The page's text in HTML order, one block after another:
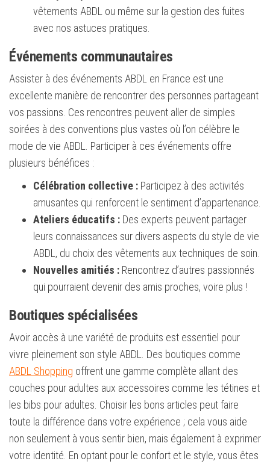
vêtements ABDL ou même sur la gestion des fuites
avec nos astuces pratiques.
Événements communautaires
Assister à des événements ABDL en France est une
excellente manière de rencontrer des personnes partageant
vos passions. Ces rencontres peuvent aller de simples
soirées à des conventions plus vastes où l’on célèbre le
mode de vie ABDL. Participer à ces événements offre
plusieurs bénéfices :
Célébration collective : Participez à des activités
amusantes qui renforcent le sentiment d’appartenance.
Ateliers éducatifs : Des experts peuvent partager
leurs connaissances sur divers aspects du style de vie
ABDL, du choix des vêtements aux techniques de soin.
Nouvelles amitiés : Rencontrez d’autres passionnés
qui pourraient devenir des amis proches, voire plus !
Boutiques spécialisées
Avoir accès à une variété de produits est essentiel pour
vivre pleinement son style ABDL. Des boutiques comme
ABDL Shopping offrent une gamme complète allant des
couches pour adultes aux accessoires comme les tétines et
les bibs pour adultes. Choisir les bons articles peut faire
toute la différence dans votre expérience ; cela vous aide
non seulement à vous sentir bien, mais également à exprimer
votre identité. En optant pour le confort et le style, vous êtes